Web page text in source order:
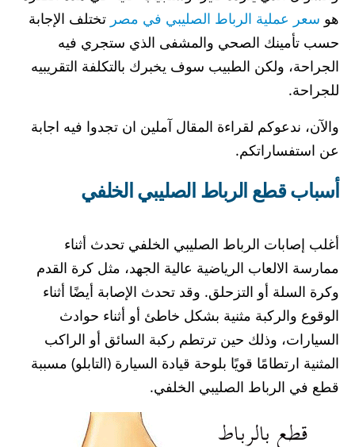
هو سعر عملية الرباط الصليبي في مصر تختلف الإجابة
حسب تأمينك الصحي والمشفى الذي ستجري فيه
الجراحة، ولكن الطبيب سوف يخبرك بالتكلفة التقريبيه
للجراحة.
والآن، ندعوكم لقراءة المقال آملين ان تجدوا فيه اجابة
عن استفساراتكم.
أسباب قطع الرباط الصليبي الخلفي
أغلب إصابات الرباط الصليبي الخلفي تحدث أثناء
ممارسة الالعاب الرياضية عالية الجهد، مثل كرة القدم
وكرة السلة أو التزحلق. وقد تحدث الإصابة أيضًا أثناء
الوقوع والركبة مثنية بشكل خاطئ أو أثناء حوادث
السيارات، وذلك حين ترتطم ركبة السائق أو الراكب
المثنية ارتطامًا قويًا بلوحة قيادة السيارة (التابلو) مسببة
قطع في الرباط الصليبي الخلفي.